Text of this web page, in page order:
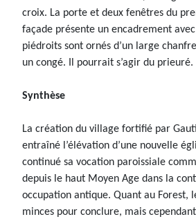
croix. La porte et deux fenêtres du
façade présente un encadrement
piédroits sont ornés d’un large
un congé. Il pourrait s’agir du prieuré.
Synthèse
La création du village fortifié par
entraîné l’élévation d’une nouvelle
continué sa vocation paroissiale
depuis le haut Moyen Age dans la
occupation antique. Quant au Forest,
minces pour conclure, mais